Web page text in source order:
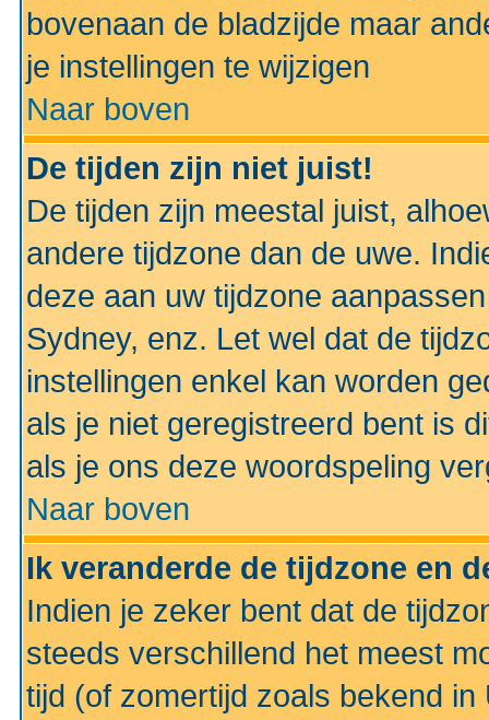
bovenaan de bladzijde maar
je instellingen te wijzigen
Naar boven
De tijden zijn niet juist!
De tijden zijn meestal juist,
andere tijdzone dan de uwe.
deze aan uw tijdzone
Sydney, enz. Let wel dat de
instellingen enkel kan worden
als je niet geregistreerd bent is
als je ons deze woordspeling
Naar boven
Ik veranderde de tijdzone en
Indien je zeker bent dat de
steeds verschillend het meest
tijd (of zomertijd zoals bekend